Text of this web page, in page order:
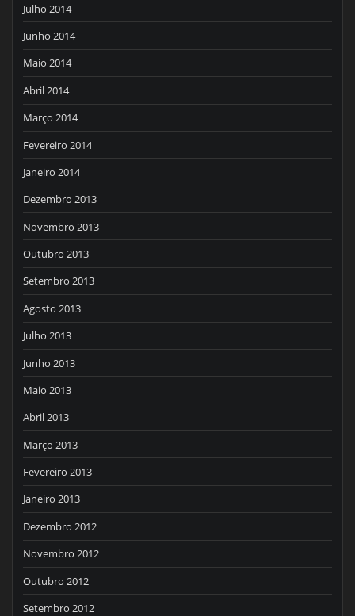
Julho 2014
Junho 2014
Maio 2014
Abril 2014
Março 2014
Fevereiro 2014
Janeiro 2014
Dezembro 2013
Novembro 2013
Outubro 2013
Setembro 2013
Agosto 2013
Julho 2013
Junho 2013
Maio 2013
Abril 2013
Março 2013
Fevereiro 2013
Janeiro 2013
Dezembro 2012
Novembro 2012
Outubro 2012
Setembro 2012